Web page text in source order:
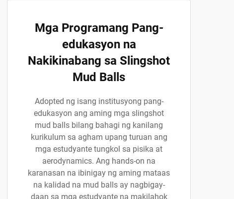
Mga Programang Pang-
edukasyon na
Nakikinabang sa Slingshot
Mud Balls
Adopted ng isang institusyong pang-
edukasyon ang aming mga slingshot
mud balls bilang bahagi ng kanilang
kurikulum sa agham upang turuan ang
mga estudyante tungkol sa pisika at
aerodynamics. Ang hands-on na
karanasan na ibinigay ng aming mataas
na kalidad na mud balls ay nagbigay-
daan sa mga estudyante na makilahok